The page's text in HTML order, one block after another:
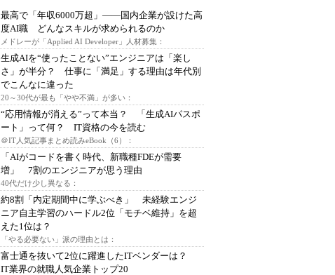
最高で「年収6000万超」――国内企業が設けた高
度AI職 どんなスキルが求められるのか
メドレーが「Applied AI Developer」人材募集：
生成AIを“使ったことない”エンジニアは「楽し
さ」が半分？ 仕事に「満足」する理由は年代別
でこんなに違った
20～30代が最も「やや不満」が多い：
“応用情報が消える”って本当？ 「生成AIパスポ
ート」って何？ IT資格の今を読む
＠IT人気記事まとめ読みeBook（6）：
「AIがコードを書く時代、新職種FDEが需要
増」 7割のエンジニアが思う理由
40代だけ少し異なる：
約8割「内定期間中に学ぶべき」 未経験エンジ
ニア自主学習のハードル2位「モチベ維持」を超
えた1位は？
「やる必要ない」派の理由とは：
富士通を抜いて2位に躍進したITベンダーは？
IT業界の就職人気企業トップ20